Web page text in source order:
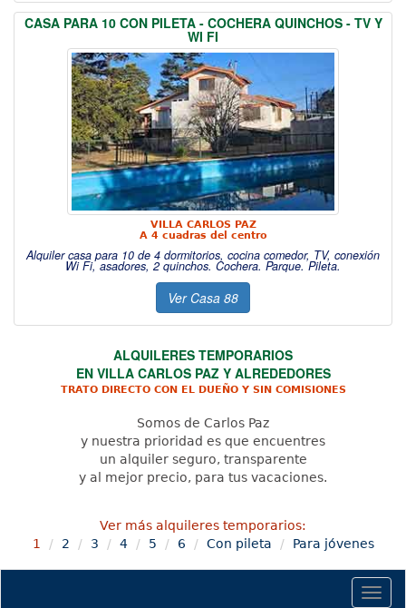
CASA PARA 10 CON PILETA - COCHERA QUINCHOS - TV Y
WI FI
VILLA CARLOS PAZ
A 4 cuadras del centro
Alquiler casa para 10 de 4 dormitorios, cocina comedor, TV, conexión
Wi Fi, asadores, 2 quinchos. Cochera. Parque. Pileta.
Ver Casa 88
ALQUILERES TEMPORARIOS
EN VILLA CARLOS PAZ Y ALREDEDORES
TRATO DIRECTO CON EL DUEÑO Y SIN COMISIONES
Somos de Carlos Paz
y nuestra prioridad es que encuentres
un alquiler seguro, transparente
y al mejor precio, para tus vacaciones.
Ver más alquileres temporarios:
1
2 3 4 5 6 Con pileta Para jóvenes